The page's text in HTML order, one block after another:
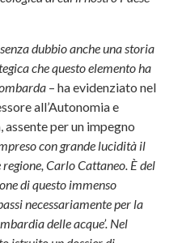
dubbio anche una storia
che questo elemento ha
– ha evidenziato nel
all’Autonomia e
per un impegno
con grande lucidità il
Carlo Cattaneo. È del
di questo immenso
necessariamente per la
delle acque’. Nel